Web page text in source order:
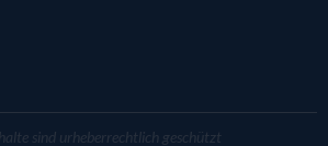
sind urheberrechtlich geschützt